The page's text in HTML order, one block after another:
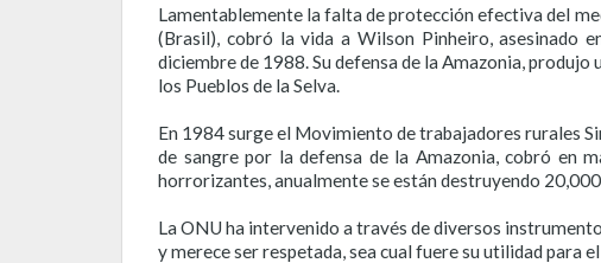
Lamentablemente la falta de protección efectiva del
(Brasil), cobró la vida a Wilson Pinheiro, asesinado
diciembre de 1988. Su defensa de la Amazonia,
los Pueblos de la Selva.
En 1984 surge el Movimiento de trabajadores rurales
de sangre por la defensa de la Amazonia, cobró en
horrorizantes, anualmente se están destruyendo
La ONU ha intervenido a través de diversos
y merece ser respetada, sea cual fuere su utilidad para